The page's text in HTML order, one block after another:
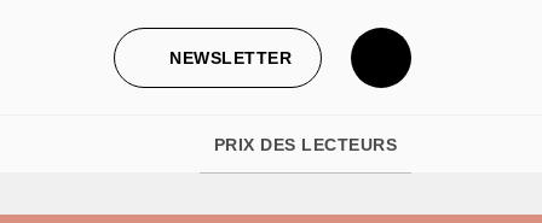
NEWSLETTER
PRIX DES LECTEURS